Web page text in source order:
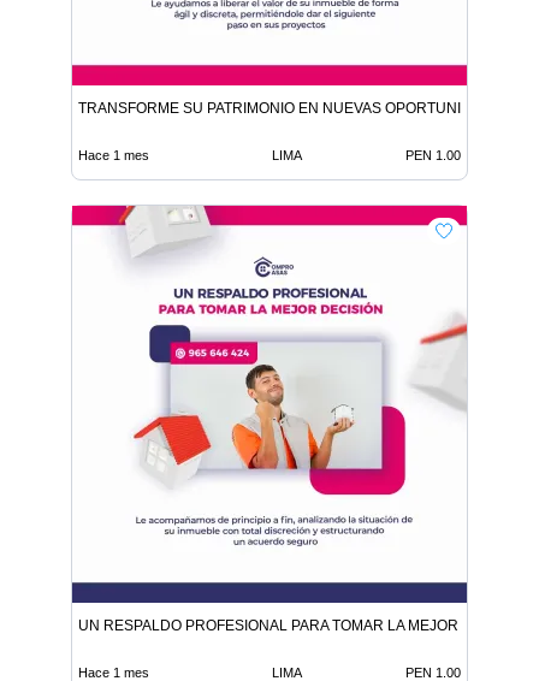
TRANSFORME SU PATRIMONIO EN NUEVAS OPORTUNIDADES
Hace 1 mes LIMA PEN 1.00
UN RESPALDO PROFESIONAL PARA TOMAR LA MEJOR DECISIÓN
Hace 1 mes LIMA PEN 1.00